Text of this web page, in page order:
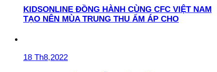
KIDSONLINE ĐỒNG HÀNH CÙNG CFC VIỆT NAM
TẠO NÊN MÙA TRUNG THU ẤM ÁP CHO
18 Th8,2022